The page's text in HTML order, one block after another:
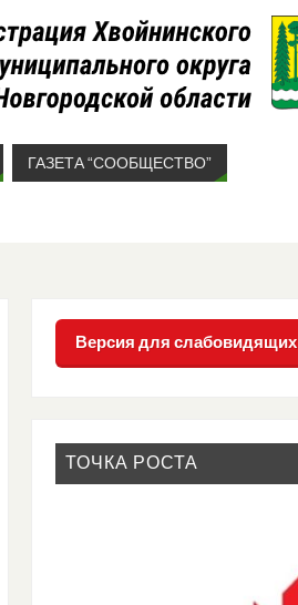
ГАЗЕТА “СООБЩЕСТВО”
Версия для слабовидящих
ТОЧКА РОСТА